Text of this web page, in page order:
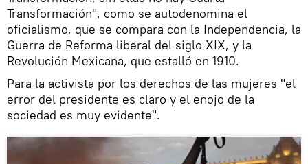
Transformación", como se autodenomina el
oficialismo, que se compara con la Independencia, la
Guerra de Reforma liberal del siglo XIX, y la
Revolución Mexicana, que estalló en 1910.
Para la activista por los derechos de las mujeres "el
error del presidente es claro y el enojo de la
sociedad es muy evidente".